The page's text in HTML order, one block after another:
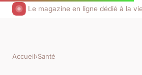
Le magazine en ligne dédié à la
Accueil›Santé